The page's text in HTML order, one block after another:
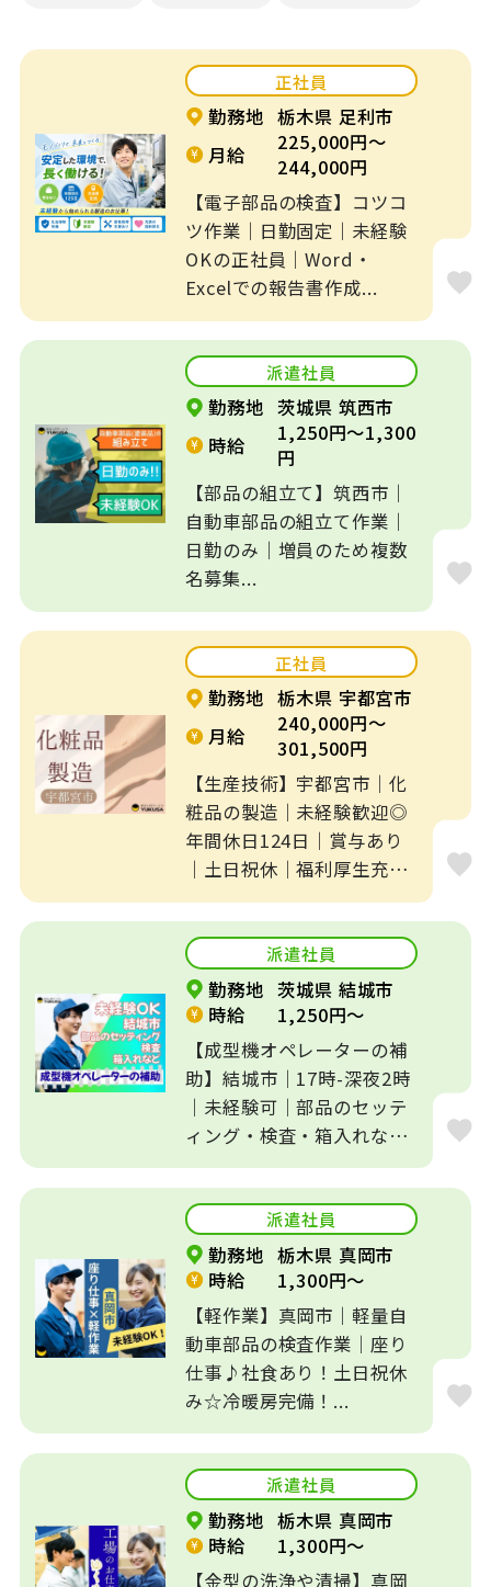
放課後デイ・発達
支援
病院・クリニック
介護・養護・支援
施設
工場
その他
リモート可
ブランクOK 土日休み
車通勤OK
オープニングスタ
ッフ
残業なし
寮、社宅、住宅手
当あり
転勤なし
年間休日120日以
上
勤務時間応相談
補助業務
短時間 制服あり
資格なしOK
出産・育児休暇あ
り
経験不問 入社日相談可
平日休みOK
社会保険完備 未経験者歓迎
駅徒歩圏内
時短勤務OK 主婦が活躍
ミドル世代が活躍 交通費支給
16時で帰れる
正社員
勤務地 栃木県 足利市
月給
225,000円～
244,000円
【電子部品の検査】コツコ
ツ作業｜日勤固定｜未経験
OKの正社員｜Word・
Excelでの報告書作成...
派遣社員
勤務地 茨城県 筑西市
時給
1,250円～1,300
円
【部品の組立て】筑西市｜
自動車部品の組立て作業｜
日勤のみ｜増員のため複数
名募集...
正社員
勤務地 栃木県 宇都宮市
月給
240,000円～
301,500円
【生産技術】宇都宮市｜化
粧品の製造｜未経験歓迎◎
年間休日124日｜賞与あり
｜土日祝休｜福利厚生充
実...
派遣社員
勤務地 茨城県 結城市
時給
1,250円～
【成型機オペレーターの補
助】結城市｜17時-深夜2時
｜未経験可｜部品のセッテ
ィング・検査・箱入れな
ど...
派遣社員
勤務地 栃木県 真岡市
時給
1,300円～
【軽作業】真岡市｜軽量自
動車部品の検査作業｜座り
仕事♪社食あり！土日祝休
み☆冷暖房完備！...
派遣社員
勤務地 栃木県 真岡市
時給
1,300円～
【金型の洗浄や清掃】真岡